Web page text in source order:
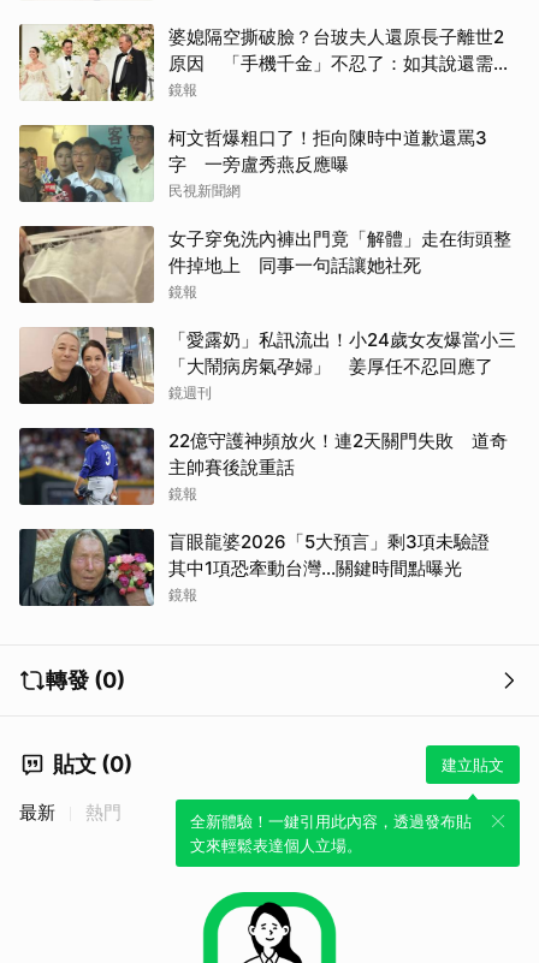
婆媳隔空撕破臉？台玻夫人還原長子離世2
原因 「手機千金」不忍了：如其說還需要
離開嗎？
鏡報
柯文哲爆粗口了！拒向陳時中道歉還罵3
字 一旁盧秀燕反應曝
民視新聞網
女子穿免洗內褲出門竟「解體」走在街頭整
件掉地上 同事一句話讓她社死
鏡報
「愛露奶」私訊流出！小24歲女友爆當小三
「大鬧病房氣孕婦」 姜厚任不忍回應了
鏡週刊
22億守護神頻放火！連2天關門失敗 道奇
主帥賽後說重話
鏡報
盲眼龍婆2026「5大預言」剩3項未驗證
其中1項恐牽動台灣...關鍵時間點曝光
鏡報
轉發 (0)
貼文 (0) 建立貼文
全新體驗！一鍵引用此內容，透過發布貼
文來輕鬆表達個人立場。
最新 熱門
取消